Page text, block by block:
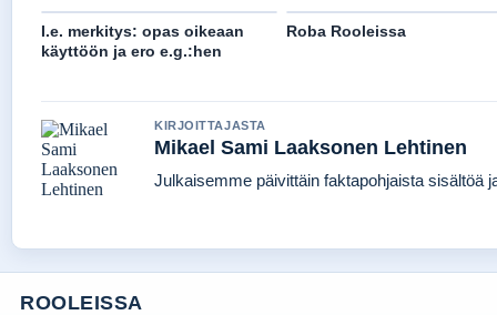
I.e. merkitys: opas oikeaan
käyttöön ja ero e.g.:hen
Roba Rooleissa
KIRJOITTAJASTA
Mikael Sami Laaksonen Lehtinen
Julkaisemme päivittäin faktapohjaista sisältöä
ROOLEISSA